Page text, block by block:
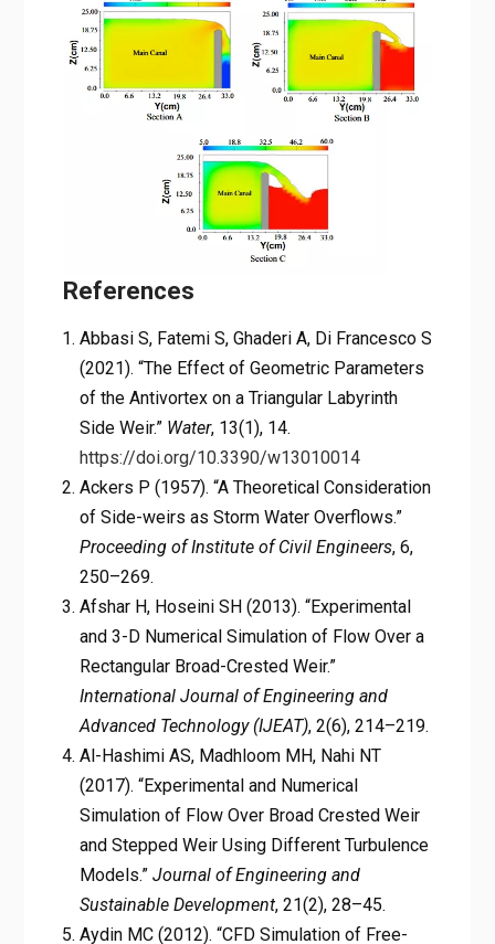
References
Abbasi S, Fatemi S, Ghaderi A, Di Francesco S
(2021). “The Effect of Geometric Parameters
of the Antivortex on a Triangular Labyrinth
Side Weir.” Water, 13(1), 14.
https://doi.org/10.3390/w13010014
Ackers P (1957). “A Theoretical Consideration
of Side-weirs as Storm Water Overflows.”
Proceeding of Institute of Civil Engineers, 6,
250–269.
Afshar H, Hoseini SH (2013). “Experimental
and 3-D Numerical Simulation of Flow Over a
Rectangular Broad-Crested Weir.”
International Journal of Engineering and
Advanced Technology (IJEAT), 2(6), 214–219.
Al-Hashimi AS, Madhloom MH, Nahi NT
(2017). “Experimental and Numerical
Simulation of Flow Over Broad Crested Weir
and Stepped Weir Using Different Turbulence
Models.” Journal of Engineering and
Sustainable Development, 21(2), 28–45.
Aydin MC (2012). “CFD Simulation of Free-